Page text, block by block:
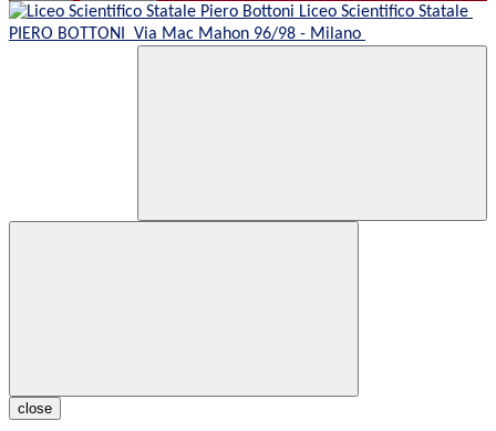
Liceo Scientifico Statale
PIERO BOTTONI Via Mac Mahon 96/98 - Milano
close